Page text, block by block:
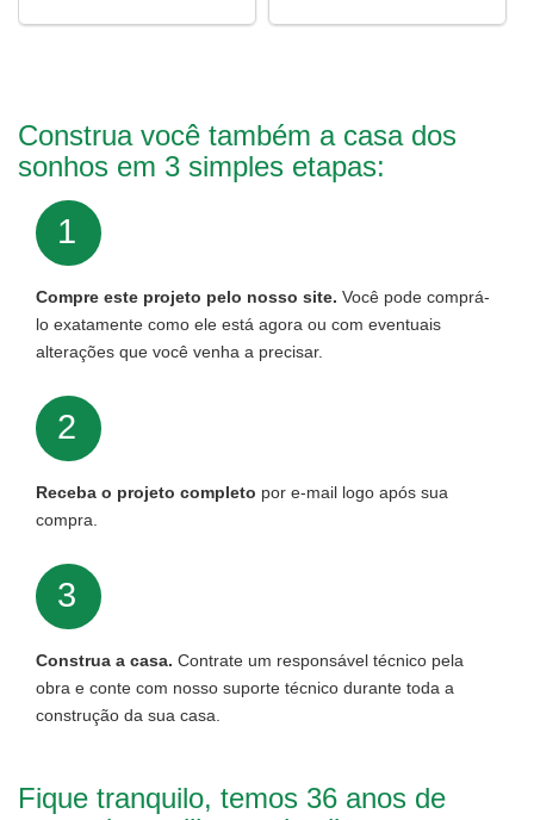
Construa você também a casa dos
sonhos em 3 simples etapas:
1
Compre este projeto pelo nosso site. Você pode comprá-
lo exatamente como ele está agora ou com eventuais
alterações que você venha a precisar.
2
Receba o projeto completo por e-mail logo após sua
compra.
3
Construa a casa. Contrate um responsável técnico pela
obra e conte com nosso suporte técnico durante toda a
construção da sua casa.
Fique tranquilo, temos 36 anos de